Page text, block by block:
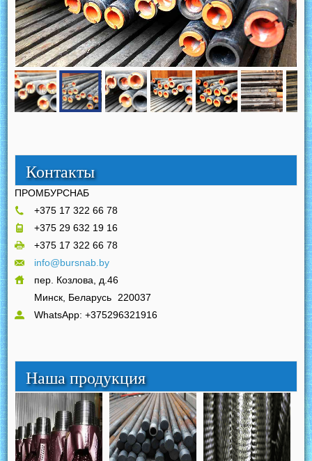
Контакты
ПРОМБУРСНАБ
+375 17 322 66 78
+375 29 632 19 16
+375 17 322 66 78
info@bursnab.by
пер. Козлова, д.46
Минск, Беларусь 220037
WhatsApp: +375296321916
Наша продукция